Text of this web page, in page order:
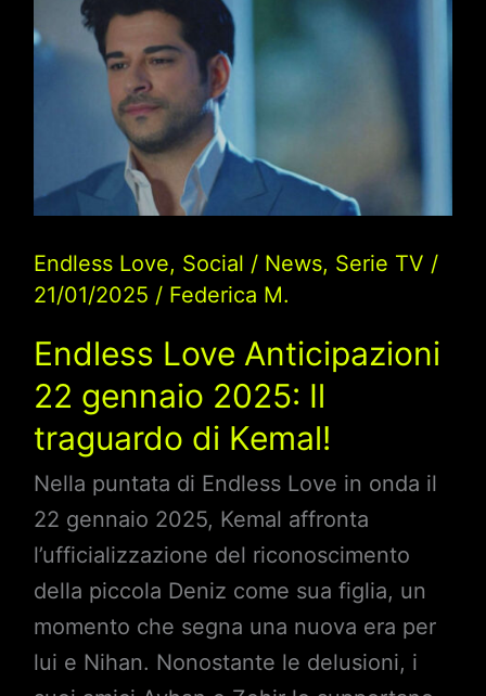
27
al
gennaio
Zeynep
il
piano
mortale
di
Emir
in
una
videochiamata
agghiacciante
Endless Love, Social / News, Serie TV /
21/01/2025 / Federica M.
Endless Love Anticipazioni
22 gennaio 2025: Il
traguardo di Kemal!
Nella puntata di Endless Love in onda il
22 gennaio 2025, Kemal affronta
l’ufficializzazione del riconoscimento
della piccola Deniz come sua figlia, un
momento che segna una nuova era per
lui e Nihan. Nonostante le delusioni, i